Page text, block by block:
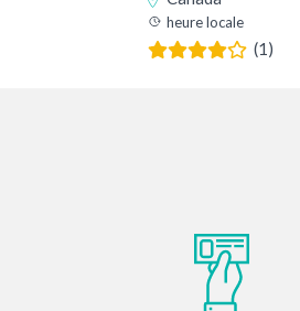
heure locale
(1)